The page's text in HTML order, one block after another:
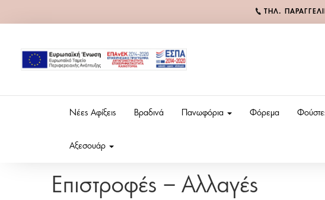
ΤΗΛ.
Νέες Αφίξεις Βραδινά Πανωφόρια Φόρεμα
Αξεσουάρ
Επιστροφές – Αλλαγές